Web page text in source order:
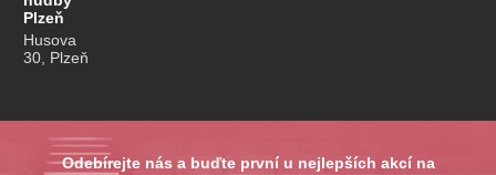
Plzeň
Husova
30, Plzeň
Odebírejte nás a buďte první u nejlepších akcí na